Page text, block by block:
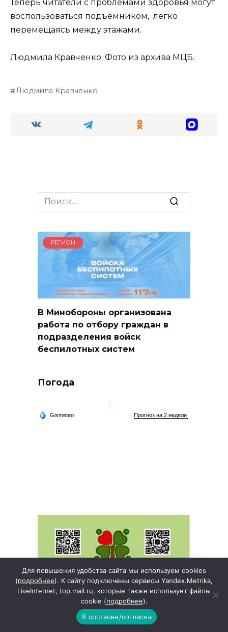
Теперь читатели с проблемами здоровья могут
воспользоваться подъёмником, легко
перемещаясь между этажами.
Людмила Кравченко. Фото из архива МЦБ.
Людмила Кравченко
Search
for:
РЕГИОН
В Минобороны организована
работа по отбору граждан в
подразделения войск
беспилотных систем
Погода
Для повышения удобства сайта мы используем cookies
(подробнее). К сайту подключены сервисы Yandex.Metrika,
LiveInternet, top.mail.ru, которые также использует файлы
cookie (подробнее).
Я согласен/согласна